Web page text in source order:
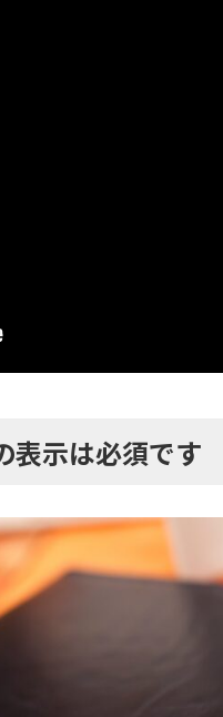
表示は必須です